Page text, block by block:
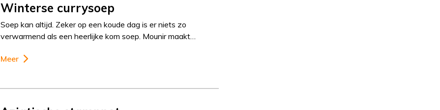
Winterse currysoep
Soep kan altijd. Zeker op een koude dag is er niets zo
verwarmend als een heerlijke kom soep. Mounir maakt…
Meer